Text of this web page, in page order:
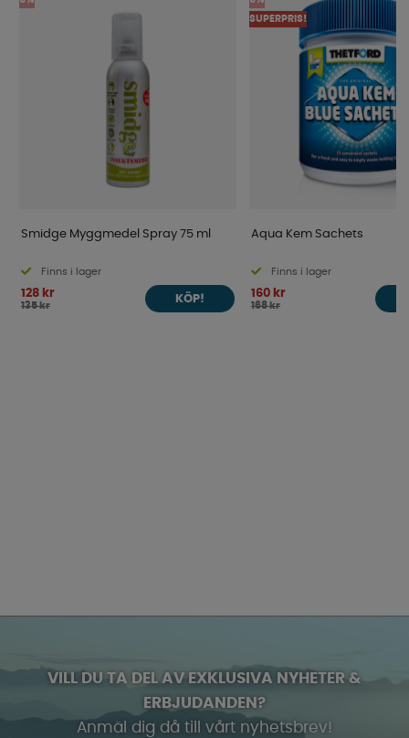
Smidge Myggmedel Spray 75 ml
Finns i lager
128 kr
135 kr
KÖP!
SUPERPRIS!
Aqua Kem Sachets
Finns i lager
160 kr
168 kr
VILL DU TA DEL AV EXKLUSIVA NYHETER &
ERBJUDANDEN?
Anmäl dig då till vårt nyhetsbrev!